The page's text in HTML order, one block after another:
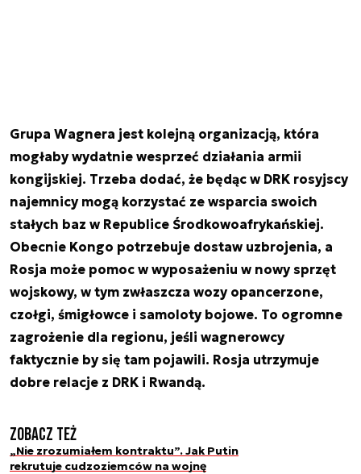
Grupa Wagnera jest kolejną organizacją, która
mogłaby wydatnie wesprzeć działania armii
kongijskiej. Trzeba dodać, że będąc w DRK rosyjscy
najemnicy mogą korzystać ze wsparcia swoich
stałych baz w Republice Środkowoafrykańskiej.
Obecnie Kongo potrzebuje dostaw uzbrojenia, a
Rosja może pomoc w wyposażeniu w nowy sprzęt
wojskowy, w tym zwłaszcza wozy opancerzone,
czołgi, śmigłowce i samoloty bojowe. To ogromne
zagrożenie dla regionu, jeśli wagnerowcy
faktycznie by się tam pojawili. Rosja utrzymuje
dobre relacje z DRK i Rwandą.
Zobacz też
„Nie zrozumiałem kontraktu”. Jak Putin
rekrutuje cudzoziemców na wojnę